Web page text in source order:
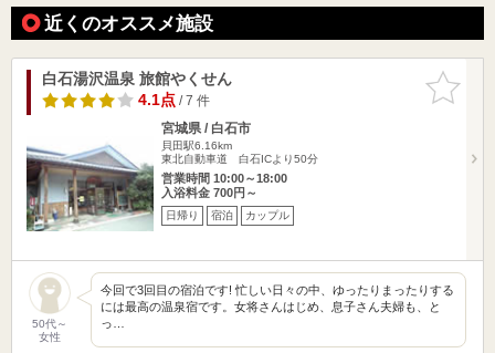
近くのオススメ施設
お気に入
りに追加
白石湯沢温泉 旅館やくせん
4.1点/ 7 件
宮城県 / 白石市
貝田駅6.16km
東北自動車道 白石ICより50分
営業時間 10:00～18:00
入浴料金 700円～
日帰り 宿泊 カップル
50代～
女性
今回で3回目の宿泊です! 忙しい日々の中、ゆったりまったりする
には最高の温泉宿です。女将さんはじめ、息子さん夫婦も、と
っ…